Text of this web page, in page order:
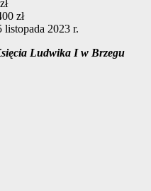
zł
listopada 2023 r.
Ludwika I w Brzegu